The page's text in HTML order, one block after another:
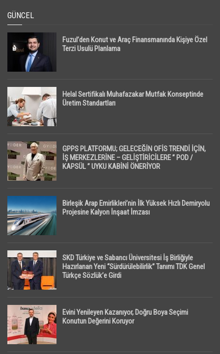
GÜNCEL
Fuzul’den Konut ve Araç Finansmanında Kişiye Özel
Terzi Usulü Planlama
Helal Sertifikalı Muhafazakar Mutfak Konseptinde
Üretim Standartları
GPPS PLATFORMU; GELECEĞİN OFİS TRENDİ İÇİN,
İŞ MERKEZLERİNE – GELİŞTİRİCİLERE ” POD /
KAPSÜL ” UYKU KABİNİ ÖNERİYOR
Birleşik Arap Emirlikleri’nin İlk Yüksek Hızlı Demiryolu
Projesine Kalyon İnşaat İmzası
SKD Türkiye ve Sabancı Üniversitesi İş Birliğiyle
Hazırlanan Yeni “Sürdürülebilirlik” Tanımı TDK Genel
Türkçe Sözlük’e Girdi
Evini Yenileyen Kazanıyor, Doğru Boya Seçimi
Konutun Değerini Koruyor